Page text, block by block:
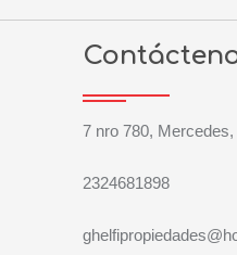
7 nro 780,
2324681898